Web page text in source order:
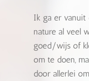
Ik ga er vanuit
nature al veel
goed/wijs of
om te doen,
door allerlei